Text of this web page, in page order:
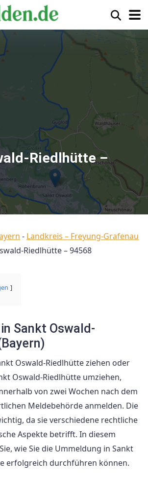
Riedlhütte –
- Landkreis – Freyung-Grafenau
Riedlhütte – 94568
Sankt Oswald-
Oswald-Riedlhütte ziehen oder
Oswald-Riedlhütte umziehen,
von zwei Wochen nach dem
Meldebehörde anmelden. Die
da sie verschiedene rechtliche
Aspekte betrifft. In diesem
wie Sie die Ummeldung in Sankt
erfolgreich durchführen können.